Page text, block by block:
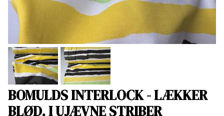
BOMULDS INTERLOCK - LÆKKER
BLØD, I UJÆVNE STRIBER